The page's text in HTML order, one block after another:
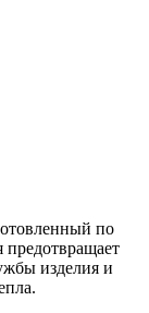
по
предотвращает
изделия и